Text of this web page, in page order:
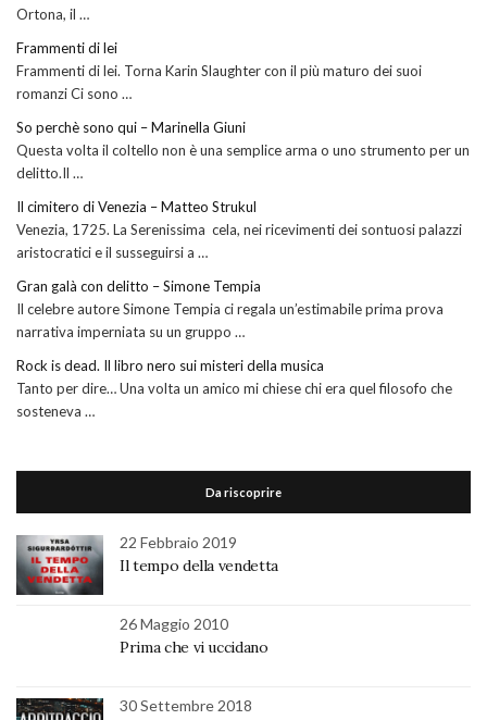
Ortona, il …
Frammenti di lei
Frammenti di lei. Torna Karin Slaughter con il più maturo dei suoi
romanzi Ci sono …
So perchè sono qui – Marinella Giuni
Questa volta il coltello non è una semplice arma o uno strumento per un
delitto.Il …
Il cimitero di Venezia – Matteo Strukul
Venezia, 1725. La Serenissima cela, nei ricevimenti dei sontuosi palazzi
aristocratici e il susseguirsi a …
Gran galà con delitto – Simone Tempia
Il celebre autore Simone Tempia ci regala un’estimabile prima prova
narrativa imperniata su un gruppo …
Rock is dead. Il libro nero sui misteri della musica
Tanto per dire… Una volta un amico mi chiese chi era quel filosofo che
sosteneva …
Da riscoprire
22 Febbraio 2019
Il tempo della vendetta
26 Maggio 2010
Prima che vi uccidano
30 Settembre 2018